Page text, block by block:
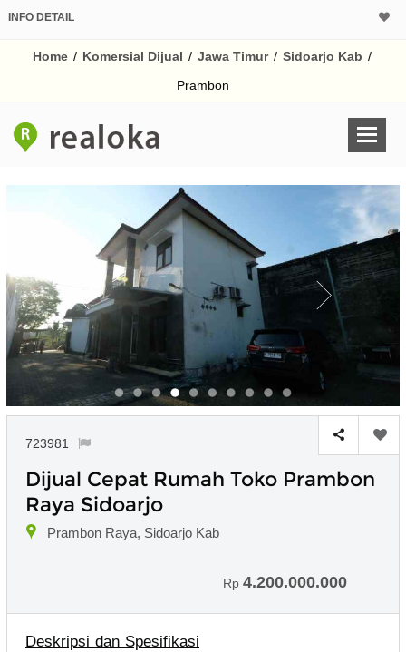
INFO DETAIL
Home / Komersial Dijual / Jawa Timur / Sidoarjo Kab /
Prambon
723981
Dijual Cepat Rumah Toko Prambon
Raya Sidoarjo
Prambon Raya, Sidoarjo Kab
Rp 4.200.000.000
Deskripsi dan Spesifikasi
Harga Rp
% /th
Untuk hasil simulasi
pada kotak-
Simpan